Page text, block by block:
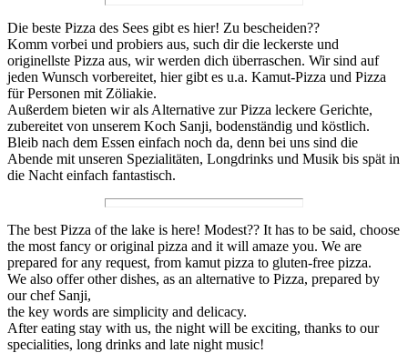
Die beste Pizza des Sees gibt es hier! Zu bescheiden??
Komm vorbei und probiers aus, such dir die leckerste und
originellste Pizza aus, wir werden dich überraschen. Wir sind auf
jeden Wunsch vorbereitet, hier gibt es u.a. Kamut-Pizza und Pizza
für Personen mit Zöliakie.
Außerdem bieten wir als Alternative zur Pizza leckere Gerichte,
zubereitet von unserem Koch Sanji, bodenständig und köstlich.
Bleib nach dem Essen einfach noch da, denn bei uns sind die
Abende mit unseren Spezialitäten, Longdrinks und Musik bis spät in
die Nacht einfach fantastisch.
The best Pizza of the lake is here! Modest?? It has to be said, choose
the most fancy or original pizza and it will amaze you. We are
prepared for any request, from kamut pizza to gluten-free pizza.
We also offer other dishes, as an alternative to Pizza, prepared by
our chef Sanji,
the key words are simplicity and delicacy.
After eating stay with us, the night will be exciting, thanks to our
specialities, long drinks and late night music!